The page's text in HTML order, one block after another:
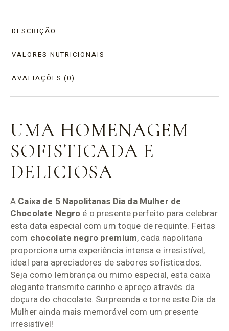
DESCRIÇÃO
VALORES NUTRICIONAIS
AVALIAÇÕES (0)
UMA HOMENAGEM
SOFISTICADA E
DELICIOSA
A Caixa de 5 Napolitanas Dia da Mulher de
Chocolate Negro é o presente perfeito para celebrar
esta data especial com um toque de requinte. Feitas
com chocolate negro premium, cada napolitana
proporciona uma experiência intensa e irresistível,
ideal para apreciadores de sabores sofisticados.
Seja como lembrança ou mimo especial, esta caixa
elegante transmite carinho e apreço através da
doçura do chocolate. Surpreenda e torne este Dia da
Mulher ainda mais memorável com um presente
irresistível!